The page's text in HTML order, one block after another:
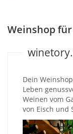
Weinshop
Dein
Leben
Weinen vom
von Eisch und